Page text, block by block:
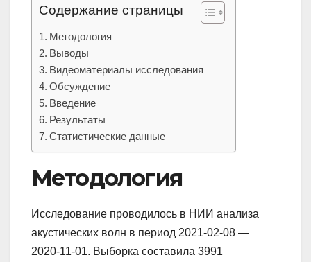
Содержание страницы
Методология
Выводы
Видеоматериалы исследования
Обсуждение
Введение
Результаты
Статистические данные
Методология
Исследование проводилось в НИИ анализа
акустических волн в период 2021-02-08 —
2020-11-01. Выборка составила 3991